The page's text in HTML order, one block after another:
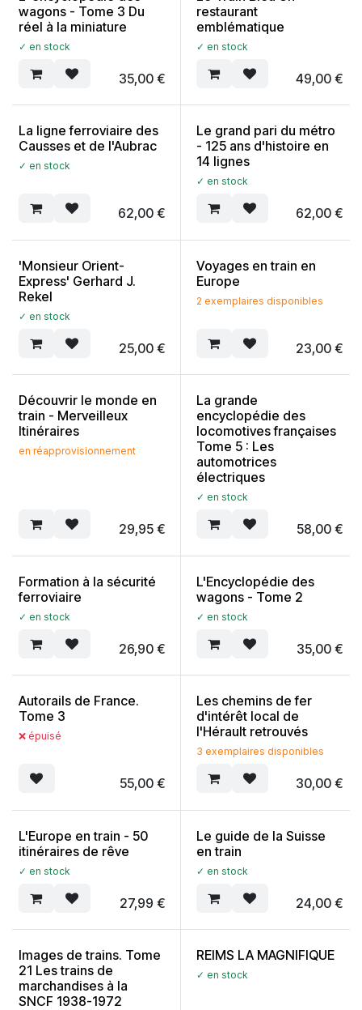
wagons - Tome 3 Du
réel à la miniature
✓ en stock
35,00€
restaurant
emblématique
✓ en stock
49,00€
La ligne ferroviaire des
Causses et de l'Aubrac
✓ en stock
62,00€
Le grand pari du métro
- 125 ans d'histoire en
14 lignes
✓ en stock
62,00€
'Monsieur Orient-
Express' Gerhard J.
Rekel
✓ en stock
25,00€
Voyages en train en
Europe
2 exemplaires disponibles
23,00€
Découvrir le monde en
train - Merveilleux
Itinéraires
en réapprovisionnement
29,95€
La grande
encyclopédie des
locomotives françaises
Tome 5 : Les
automotrices
électriques
✓ en stock
58,00€
Formation à la sécurité
ferroviaire
✓ en stock
26,90€
L'Encyclopédie des
wagons - Tome 2
✓ en stock
35,00€
Autorails de France.
Tome 3
❌ épuisé
55,00€
Les chemins de fer
d'intérêt local de
l'Hérault retrouvés
3 exemplaires disponibles
30,00€
L'Europe en train - 50
itinéraires de rêve
✓ en stock
27,99 €
Le guide de la Suisse
en train
✓ en stock
24,00€
Images de trains. Tome
21 Les trains de
marchandises à la
SNCF 1938-1972
REIMS LA MAGNIFIQUE
✓ en stock